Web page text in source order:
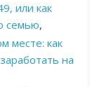
или как
семью,
месте: как
на